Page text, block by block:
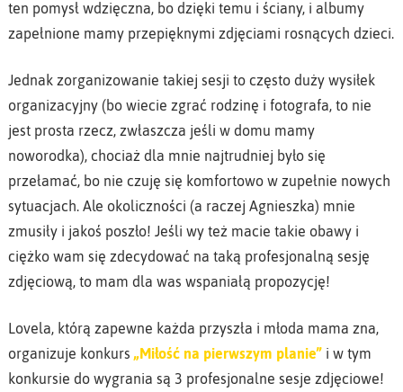
ten pomysł wdzięczna, bo dzięki temu i ściany, i albumy
zapełnione mamy przepięknymi zdjęciami rosnących dzieci.
Jednak zorganizowanie takiej sesji to często duży wysiłek
organizacyjny (bo wiecie zgrać rodzinę i fotografa, to nie
jest prosta rzecz, zwłaszcza jeśli w domu mamy
noworodka), chociaż dla mnie najtrudniej było się
przełamać, bo nie czuję się komfortowo w zupełnie nowych
sytuacjach. Ale okoliczności (a raczej Agnieszka) mnie
zmusiły i jakoś poszło! Jeśli wy też macie takie obawy i
ciężko wam się zdecydować na taką profesjonalną sesję
zdjęciową, to mam dla was wspaniałą propozycję!
Lovela, którą zapewne każda przyszła i młoda mama zna,
organizuje konkurs „Miłość na pierwszym planie”i w tym
konkursie do wygrania są 3 profesjonalne sesje zdjęciowe!